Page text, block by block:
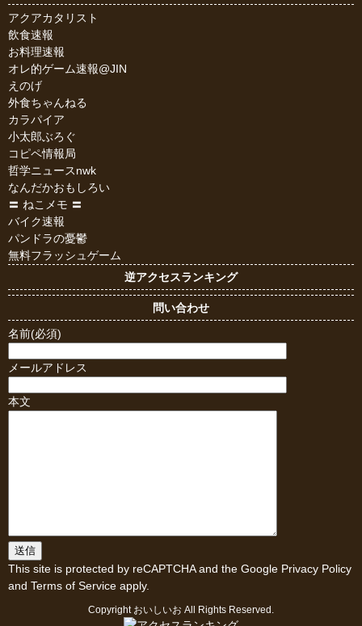
アクアカタリスト
飲食速報
お料理速報
オレ的ゲーム速報@JIN
えのげ
外食ちゃんねる
カラパイア
小太郎ぶろぐ
コピペ情報局
哲学ニュースnwk
なんだかおもしろい
〓 ねこメモ 〓
バイク速報
パンドラの憂鬱
無料フラッシュゲーム
逆アクセスランキング
問い合わせ
名前(必須)
メールアドレス
本文
This site is protected by reCAPTCHA and the Google Privacy Policy
and Terms of Service apply.
Copyright おいしいお All Rights Reserved.